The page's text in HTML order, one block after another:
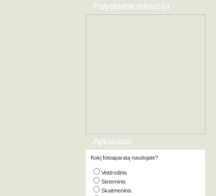
Palydovinė televizija
Apklausos
Kokį fotoaparatą naudojate?
Veidrodinis
Sisteminis
Skaitmeninis